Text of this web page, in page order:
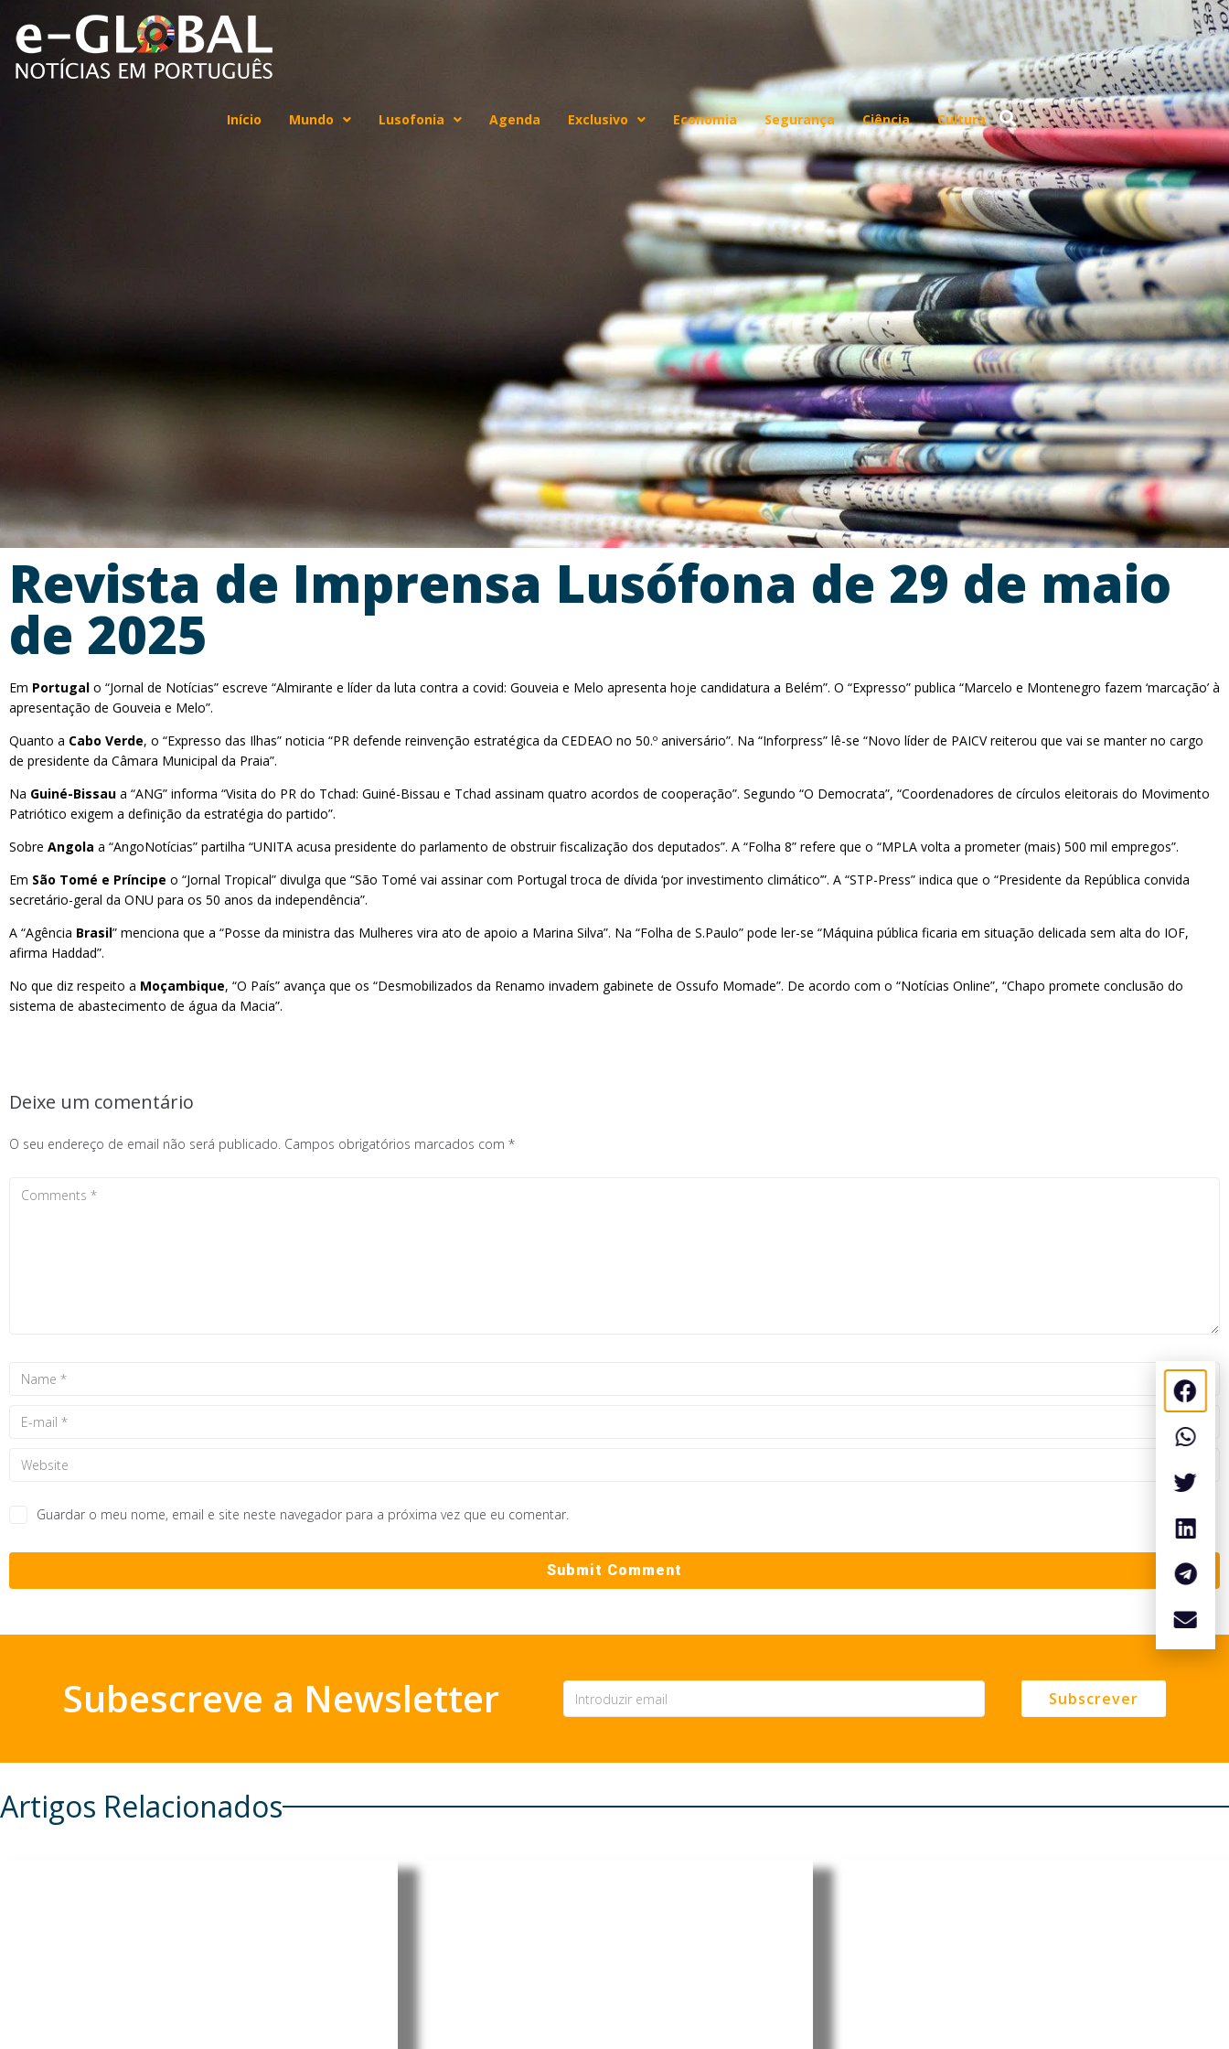
Início Mundo Lusofonia Agenda Exclusivo Economia Segurança Ciência Cultura
Revista de Imprensa Lusófona de 29 de maio
de 2025
Em Portugal o “Jornal de Notícias” escreve “Almirante e líder da luta contra a covid: Gouveia e Melo apresenta hoje candidatura a Belém”. O “Expresso” publica “Marcelo e Montenegro fazem ‘marcação’ à
apresentação de Gouveia e Melo”.
Quanto a Cabo Verde, o “Expresso das Ilhas” noticia “PR defende reinvenção estratégica da CEDEAO no 50.º aniversário”. Na “Inforpress” lê-se “Novo líder de PAICV reiterou que vai se manter no cargo
de presidente da Câmara Municipal da Praia”.
Na Guiné-Bissau a “ANG” informa “Visita do PR do Tchad: Guiné-Bissau e Tchad assinam quatro acordos de cooperação”. Segundo “O Democrata”, “Coordenadores de círculos eleitorais do Movimento
Patriótico exigem a definição da estratégia do partido”.
Sobre Angola a “AngoNotícias” partilha “UNITA acusa presidente do parlamento de obstruir fiscalização dos deputados”. A “Folha 8” refere que o “MPLA volta a prometer (mais) 500 mil empregos”.
Em São Tomé e Príncipe o “Jornal Tropical” divulga que “São Tomé vai assinar com Portugal troca de dívida ‘por investimento climático’”. A “STP-Press” indica que o “Presidente da República convida
secretário-geral da ONU para os 50 anos da independência”.
A “Agência Brasil” menciona que a “Posse da ministra das Mulheres vira ato de apoio a Marina Silva”. Na “Folha de S.Paulo” pode ler-se “Máquina pública ficaria em situação delicada sem alta do IOF,
afirma Haddad”.
No que diz respeito a Moçambique, “O País” avança que os “Desmobilizados da Renamo invadem gabinete de Ossufo Momade”. De acordo com o “Notícias Online”, “Chapo promete conclusão do
sistema de abastecimento de água da Macia”.
Deixe um comentário
O seu endereço de email não será publicado. Campos obrigatórios marcados com *
Guardar o meu nome, email e site neste navegador para a próxima vez que eu comentar.
Subescreve a Newsletter Subscrever
Artigos Relacionados